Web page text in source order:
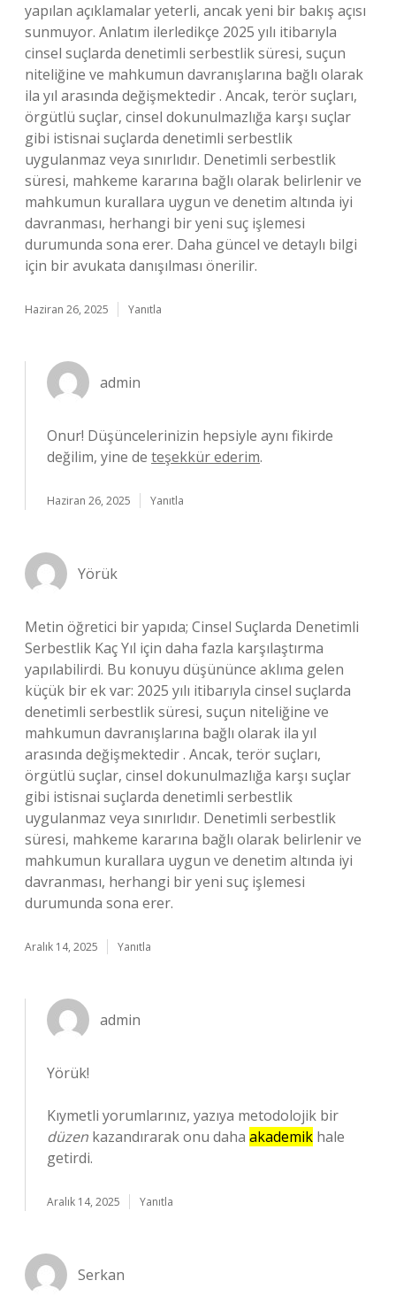
yapılan açıklamalar yeterli, ancak yeni bir bakış açısı
sunmuyor. Anlatım ilerledikçe 2025 yılı itibarıyla
cinsel suçlarda denetimli serbestlik süresi, suçun
niteliğine ve mahkumun davranışlarına bağlı olarak
ila yıl arasında değişmektedir . Ancak, terör suçları,
örgütlü suçlar, cinsel dokunulmazlığa karşı suçlar
gibi istisnai suçlarda denetimli serbestlik
uygulanmaz veya sınırlıdır. Denetimli serbestlik
süresi, mahkeme kararına bağlı olarak belirlenir ve
mahkumun kurallara uygun ve denetim altında iyi
davranması, herhangi bir yeni suç işlemesi
durumunda sona erer. Daha güncel ve detaylı bilgi
için bir avukata danışılması önerilir.
Haziran 26, 2025 Yanıtla
admin
Onur! Düşüncelerinizin hepsiyle aynı fikirde
değilim, yine de teşekkür ederim.
Haziran 26, 2025 Yanıtla
Yörük
Metin öğretici bir yapıda; Cinsel Suçlarda Denetimli
Serbestlik Kaç Yıl için daha fazla karşılaştırma
yapılabilirdi. Bu konuyu düşününce aklıma gelen
küçük bir ek var: 2025 yılı itibarıyla cinsel suçlarda
denetimli serbestlik süresi, suçun niteliğine ve
mahkumun davranışlarına bağlı olarak ila yıl
arasında değişmektedir . Ancak, terör suçları,
örgütlü suçlar, cinsel dokunulmazlığa karşı suçlar
gibi istisnai suçlarda denetimli serbestlik
uygulanmaz veya sınırlıdır. Denetimli serbestlik
süresi, mahkeme kararına bağlı olarak belirlenir ve
mahkumun kurallara uygun ve denetim altında iyi
davranması, herhangi bir yeni suç işlemesi
durumunda sona erer.
Aralık 14, 2025 Yanıtla
admin
Yörük!
Kıymetli yorumlarınız, yazıya metodolojik bir
düzen kazandırarak onu daha akademik hale
getirdi.
Aralık 14, 2025 Yanıtla
Serkan